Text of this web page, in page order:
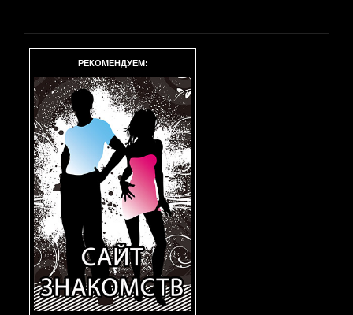
РЕКОМЕНДУЕМ: